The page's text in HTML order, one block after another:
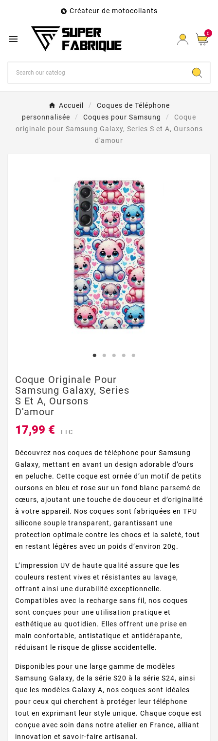
 Créateur de motocollants
 0
Accueil
Coques de Téléphone
personnalisée
Coques pour Samsung
Coque
originale pour Samsung Galaxy, Series S et A, Oursons
d'amour
Coque Originale Pour
Samsung Galaxy, Series
S Et A, Oursons
D'amour
17,99 € TTC
Découvrez nos coques de téléphone pour Samsung
Galaxy, mettant en avant un design adorable d’ours
en peluche. Cette coque est ornée d’un motif de petits
oursons en bleu et rose sur un fond blanc parsemé de
cœurs, ajoutant une touche de douceur et d’originalité
à votre appareil. Nos coques sont fabriquées en TPU
silicone souple transparent, garantissant une
protection optimale contre les chocs et la saleté, tout
en restant légères avec un poids d’environ 20g.
L’impression UV de haute qualité assure que les
couleurs restent vives et résistantes au lavage,
offrant ainsi une durabilité exceptionnelle.
Compatibles avec la recharge sans fil, nos coques
sont conçues pour une utilisation pratique et
esthétique au quotidien. Elles offrent une prise en
main confortable, antistatique et antidérapante,
réduisant le risque de glisse accidentelle.
Disponibles pour une large gamme de modèles
Samsung Galaxy, de la série S20 à la série S24, ainsi
que les modèles Galaxy A, nos coques sont idéales
pour ceux qui cherchent à protéger leur téléphone
tout en exprimant leur style unique. Chaque coque est
conçue avec soin dans notre atelier en France, alliant
innovation et savoir-faire artisanal.